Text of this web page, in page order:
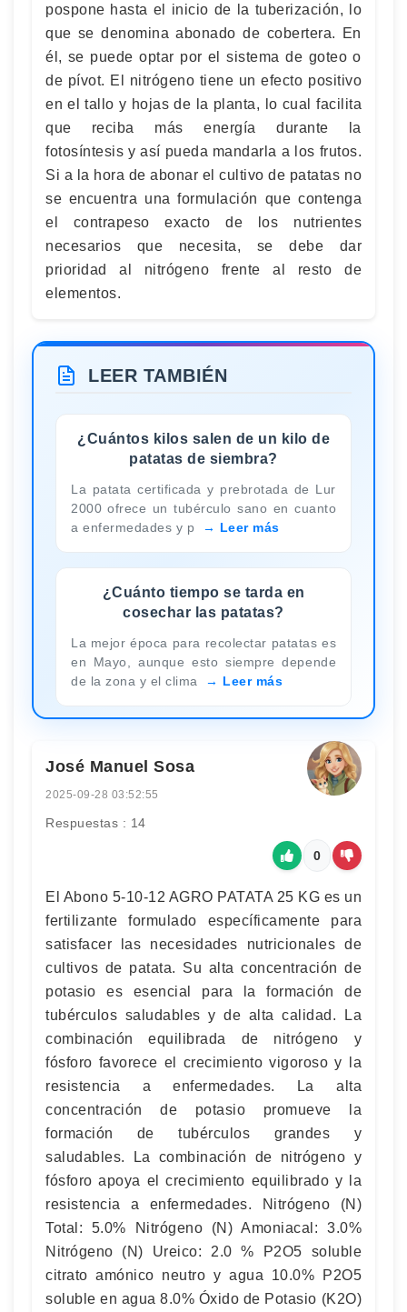
pospone hasta el inicio de la tuberización, lo
que se denomina abonado de cobertera. En
él, se puede optar por el sistema de goteo o
de pívot. El nitrógeno tiene un efecto positivo
en el tallo y hojas de la planta, lo cual facilita
que reciba más energía durante la
fotosíntesis y así pueda mandarla a los frutos.
Si a la hora de abonar el cultivo de patatas no
se encuentra una formulación que contenga
el contrapeso exacto de los nutrientes
necesarios que necesita, se debe dar
prioridad al nitrógeno frente al resto de
elementos.
LEER TAMBIÉN
¿Cuántos kilos salen de un kilo de
patatas de siembra?
La patata certificada y prebrotada de Lur
2000 ofrece un tubérculo sano en cuanto
a enfermedades y p
Leer más
¿Cuánto tiempo se tarda en
cosechar las patatas?
La mejor época para recolectar patatas es
en Mayo, aunque esto siempre depende
de la zona y el clima
Leer más
José Manuel Sosa
2025-09-28 03:52:55
Respuestas : 14
0
El Abono 5-10-12 AGRO PATATA 25 KG es un
fertilizante formulado específicamente para
satisfacer las necesidades nutricionales de
cultivos de patata. Su alta concentración de
potasio es esencial para la formación de
tubérculos saludables y de alta calidad. La
combinación equilibrada de nitrógeno y
fósforo favorece el crecimiento vigoroso y la
resistencia a enfermedades. La alta
concentración de potasio promueve la
formación de tubérculos grandes y
saludables. La combinación de nitrógeno y
fósforo apoya el crecimiento equilibrado y la
resistencia a enfermedades. Nitrógeno (N)
Total: 5.0% Nitrógeno (N) Amoniacal: 3.0%
Nitrógeno (N) Ureico: 2.0 % P2O5 soluble
citrato amónico neutro y agua 10.0% P2O5
soluble en agua 8.0% Óxido de Potasio (K2O)